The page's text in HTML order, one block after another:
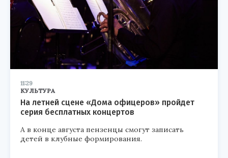
11:29
КУЛЬТУРА
На летней сцене «Дома офицеров» пройдет
серия бесплатных концертов
А в конце августа пензенцы смогут записать
детей в клубные формирования.